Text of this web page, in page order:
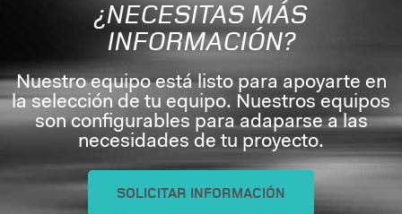
¿NECESITAS MÁS
INFORMACIÓN?
Nuestro equipo está listo para apoyarte en
la selección de tu equipo. Nuestros equipos
son configurables para adaparse a las
necesidades de tu proyecto.
SOLICITAR INFORMACIÓN